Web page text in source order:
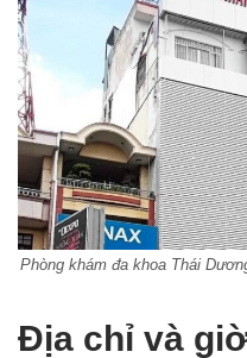
Phòng khám đa khoa Thái
Địa chỉ và